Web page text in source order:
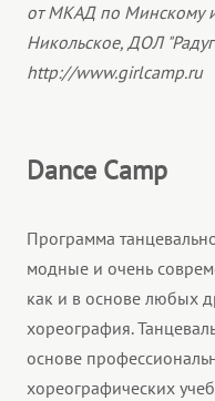
от МКАД по Минскому
Никольское, ДОЛ
http://www.girlcamp.ru
Dance Camp
Программа
модные и очень
как и в основе любых
хореография.
основе
хореографических